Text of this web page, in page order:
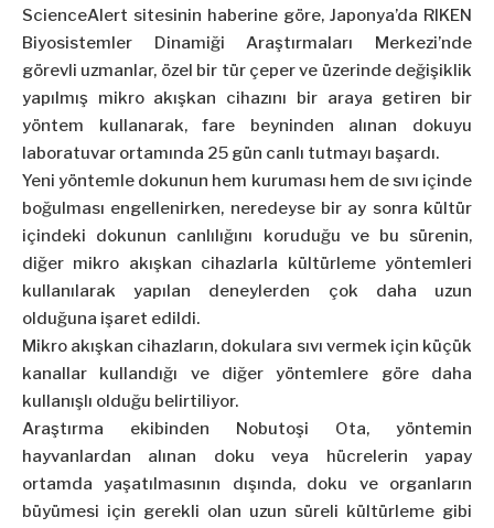
ScienceAlert sitesinin haberine göre, Japonya’da RIKEN
Biyosistemler Dinamiği Araştırmaları Merkezi’nde
görevli uzmanlar, özel bir tür çeper ve üzerinde değişiklik
yapılmış mikro akışkan cihazını bir araya getiren bir
yöntem kullanarak, fare beyninden alınan dokuyu
laboratuvar ortamında 25 gün canlı tutmayı başardı.
Yeni yöntemle dokunun hem kuruması hem de sıvı içinde
boğulması engellenirken, neredeyse bir ay sonra kültür
içindeki dokunun canlılığını koruduğu ve bu sürenin,
diğer mikro akışkan cihazlarla kültürleme yöntemleri
kullanılarak yapılan deneylerden çok daha uzun
olduğuna işaret edildi.
Mikro akışkan cihazların, dokulara sıvı vermek için küçük
kanallar kullandığı ve diğer yöntemlere göre daha
kullanışlı olduğu belirtiliyor.
Araştırma ekibinden Nobutoşi Ota, yöntemin
hayvanlardan alınan doku veya hücrelerin yapay
ortamda yaşatılmasının dışında, doku ve organların
büyümesi için gerekli olan uzun süreli kültürleme gibi